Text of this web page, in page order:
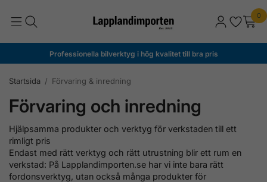
0
Professionella bilverktyg i hög kvalitet till bra pris
Startsida / Förvaring & inredning
Förvaring och inredning
Hjälpsamma produkter och verktyg för verkstaden till ett
rimligt pris
Endast med rätt verktyg och rätt utrustning blir ett rum en
verkstad: På Lapplandimporten.se har vi inte bara rätt
fordonsverktyg, utan också många produkter för